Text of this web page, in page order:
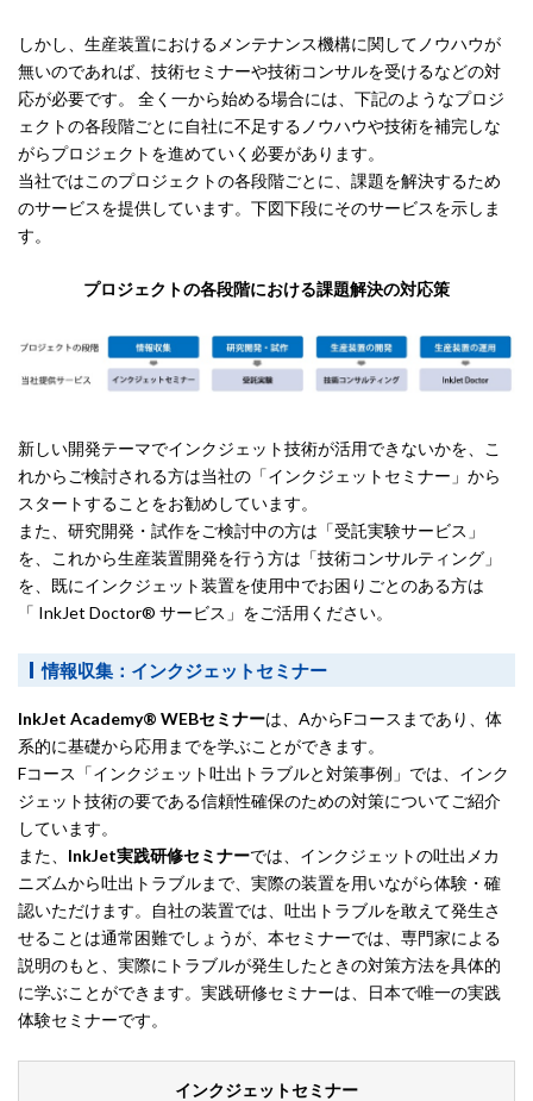
しかし、生産装置におけるメンテナンス機構に関してノウハウが
無いのであれば、技術セミナーや技術コンサルを受けるなどの対
応が必要です。 全く一から始める場合には、下記のようなプロジ
ェクトの各段階ごとに自社に不足するノウハウや技術を補完しな
がらプロジェクトを進めていく必要があります。
当社ではこのプロジェクトの各段階ごとに、課題を解決するため
のサービスを提供しています。下図下段にそのサービスを示しま
す。
プロジェクトの各段階における課題解決の対応策
新しい開発テーマでインクジェット技術が活用できないかを、こ
れからご検討される方は当社の「インクジェットセミナー」から
スタートすることをお勧めしています。
また、研究開発・試作をご検討中の方は「受託実験サービス」
を、これから生産装置開発を行う方は「技術コンサルティング」
を、既にインクジェット装置を使用中でお困りごとのある方は
「 InkJet Doctor® サービス」をご活用ください。
情報収集：インクジェットセミナー
InkJet Academy® WEBセミナーは、AからFコースまであり、体
系的に基礎から応用までを学ぶことができます。
Fコース「インクジェット吐出トラブルと対策事例」では、インク
ジェット技術の要である信頼性確保のための対策についてご紹介
しています。
また、 InkJet実践研修セミナーでは、インクジェットの吐出メカ
ニズムから吐出トラブルまで、実際の装置を用いながら体験・確
認いただけます。自社の装置では、吐出トラブルを敢えて発生さ
せることは通常困難でしょうが、本セミナーでは、専門家による
説明のもと、実際にトラブルが発生したときの対策方法を具体的
に学ぶことができます。実践研修セミナーは、日本で唯一の実践
体験セミナーです。
インクジェットセミナー